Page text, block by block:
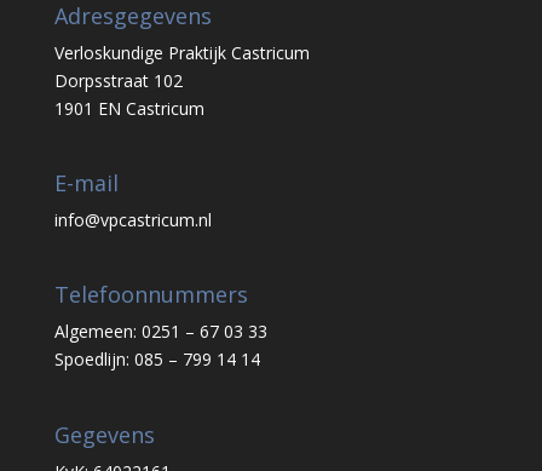
Adresgegevens
Verloskundige Praktijk Castricum
Dorpsstraat 102
1901 EN Castricum
E-mail
info@vpcastricum.nl
Telefoonnummers
Algemeen: 0251 – 67 03 33
Spoedlijn: 085 – 799 14 14
Gegevens